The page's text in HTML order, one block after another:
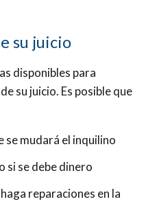
su juicio
disponibles para
su juicio. Es posible que
se mudará el inquilino
si se debe dinero
reparaciones en la